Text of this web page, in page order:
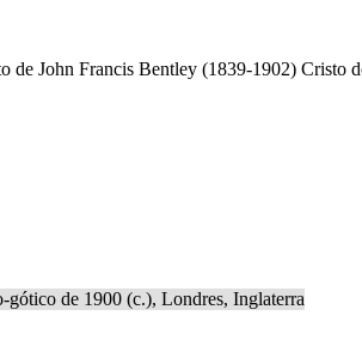
de John Francis Bentley (1839-1902)